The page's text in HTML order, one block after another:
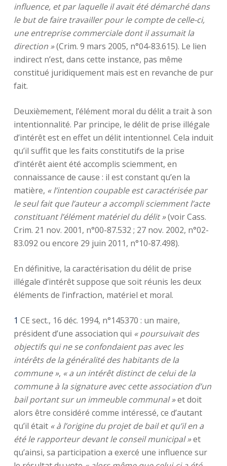
influence, et par laquelle il avait été démarché dans
le but de faire travailler pour le compte de celle-ci,
une entreprise commerciale dont il assumait la
direction »(Crim. 9 mars 2005, n°04-83.615). Le lien
indirect n’est, dans cette instance, pas même
constitué juridiquement mais est en revanche de pur
fait.
Deuxièmement, l’élément moral du délit a trait à son
intentionnalité. Par principe, le délit de prise illégale
d’intérêt est en effet un délit intentionnel. Cela induit
qu’il suffit que les faits constitutifs de la prise
d’intérêt aient été accomplis sciemment, en
connaissance de cause : il est constant qu’en la
matière, « l’intention coupable est caractérisée par
le seul fait que l’auteur a accompli sciemment l’acte
constituant l’élément matériel du délit »(voir Cass.
Crim. 21 nov. 2001, n°00-87.532 ; 27 nov. 2002, n°02-
83.092 ou encore 29 juin 2011, n°10-87.498).
En définitive, la caractérisation du délit de prise
illégale d’intérêt suppose que soit réunis les deux
éléments de l’infraction, matériel et moral.
1 CE sect., 16 déc. 1994, n°145370 : un maire,
président d’une association qui « poursuivait des
objectifs qui ne se confondaient pas avec les
intérêts de la généralité des habitants de la
commune », « a un intérêt distinct de celui de la
commune à la signature avec cette association d’un
bail portant sur un immeuble communal »et doit
alors être considéré comme intéressé, ce d’autant
qu’il était «à l’origine du projet de bail et qu’il en a
été le rapporteur devant le conseil municipal »et
qu’ainsi, sa participation a exercé une influence sur